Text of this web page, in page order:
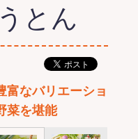
とん
富なバリエーショ
菜を堪能